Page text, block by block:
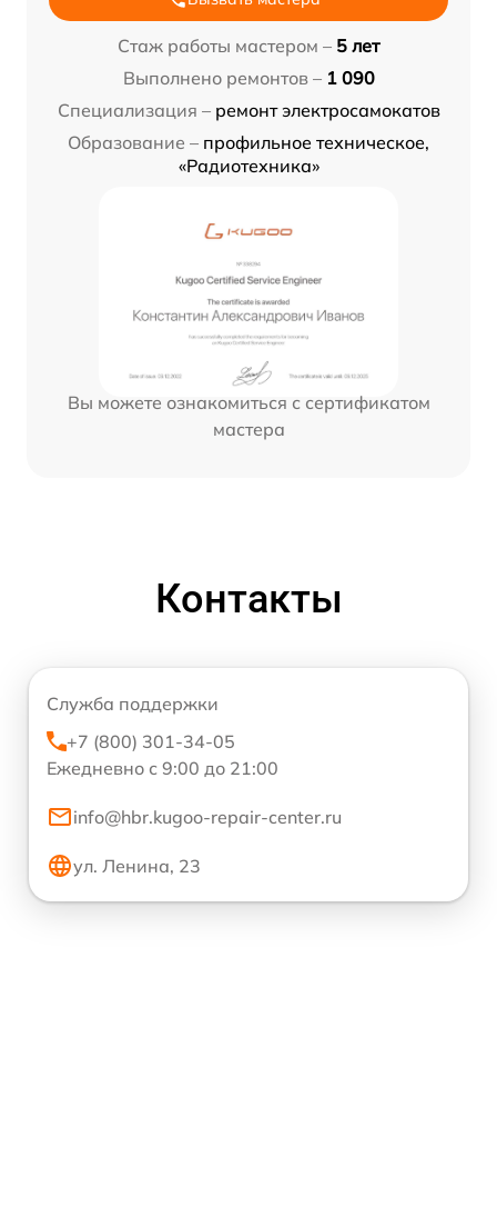
Стаж работы мастером – 5 лет
Выполнено ремонтов – 1 090
Специализация – ремонт электросамокатов
Образование – профильное техническое,
«Радиотехника»
Вы можете ознакомиться с сертификатом
мастера
Контакты
Служба поддержки
+7 (800) 301-34-05
Ежедневно с 9:00 до 21:00
info@hbr.kugoo-repair-center.ru
ул. Ленина, 23